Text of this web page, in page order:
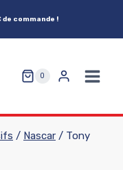
commande !
0
/ Nascar / Tony